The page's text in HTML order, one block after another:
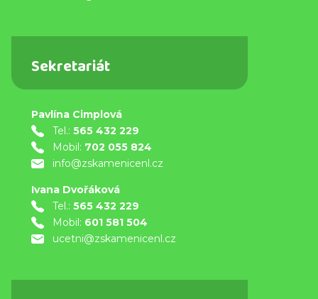
Sekretariát
Pavlína Cimplová
Tel.: 565 432 229
Mobil: 702 055 824
info@zskamenicenl.cz
Ivana Dvořáková
Tel.: 565 432 229
Mobil: 601 581 504
ucetni@zskamenicenl.cz